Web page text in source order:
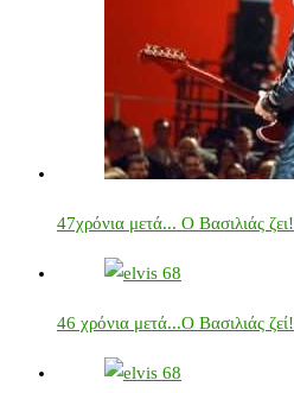
47χρόνια μετά... Ο Βασιλιάς ζει!
46 χρόνια μετά...Ο Βασιλιάς ζεί!